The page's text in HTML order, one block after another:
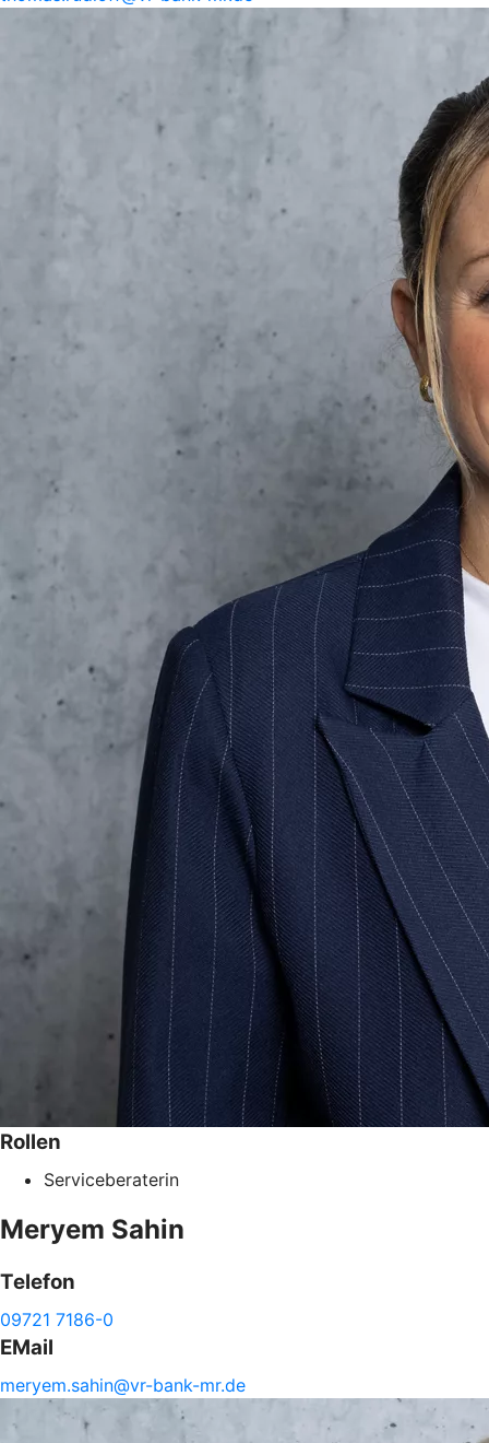
Rollen
Serviceberaterin
Meryem Sahin
Telefon
09721 7186-0
EMail
meryem.sahin@vr-bank-mr.de